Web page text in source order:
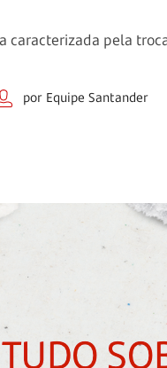
caracterizada pela
por Equipe Santander